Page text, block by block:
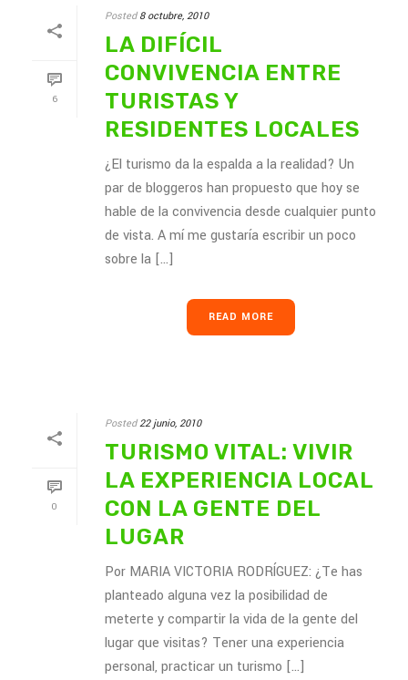
6
Posted 8 octubre, 2010
LA DIFÍCIL
CONVIVENCIA ENTRE
TURISTAS Y
RESIDENTES LOCALES
¿El turismo da la espalda a la realidad? Un
par de bloggeros han propuesto que hoy se
hable de la convivencia desde cualquier punto
de vista. A mí me gustaría escribir un poco
sobre la [...]
READ MORE
0
Posted 22 junio, 2010
TURISMO VITAL: VIVIR
LA EXPERIENCIA LOCAL
CON LA GENTE DEL
LUGAR
Por MARIA VICTORIA RODRÍGUEZ: ¿Te has
planteado alguna vez la posibilidad de
meterte y compartir la vida de la gente del
lugar que visitas? Tener una experiencia
personal, practicar un turismo [...]